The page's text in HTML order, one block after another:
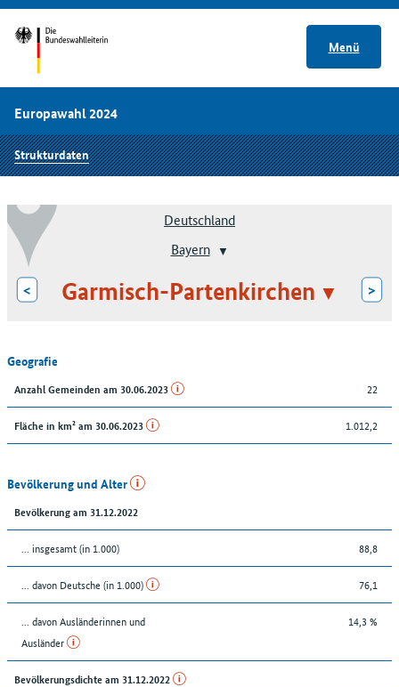
Menü
Europawahl 2024
Strukturdaten
Deutschland
Bayern
< Garmisch-Partenkirchen >
Geografie
Anzahl Gemeinden am 30.06.2023 22
Fläche in km² am 30.06.2023 1.012,2
Bevölkerung und Alter
Bevölkerung am 31.12.2022
... insgesamt (in 1.000) 88,8
... davon Deutsche (in 1.000) 76,1
... davon Ausländerinnen und
Ausländer
14,3 %
Bevölkerungsdichte am 31.12.2022